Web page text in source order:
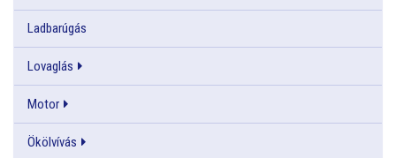
Ladbarúgás
Lovaglás
Motor
Ökölvívás